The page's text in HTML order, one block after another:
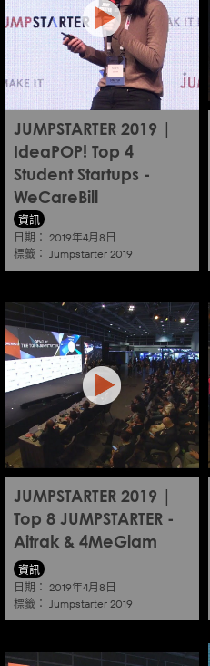
JUMPSTARTER 2019 |
IdeaPOP! Top 4
Student Startups -
WeCareBill
資訊
日期： 2019年4月8日
標籤： Jumpstarter 2019
JUMPSTARTER 2019 |
Top 8 JUMPSTARTER -
Aitrak & 4MeGlam
資訊
日期： 2019年4月8日
標籤： Jumpstarter 2019